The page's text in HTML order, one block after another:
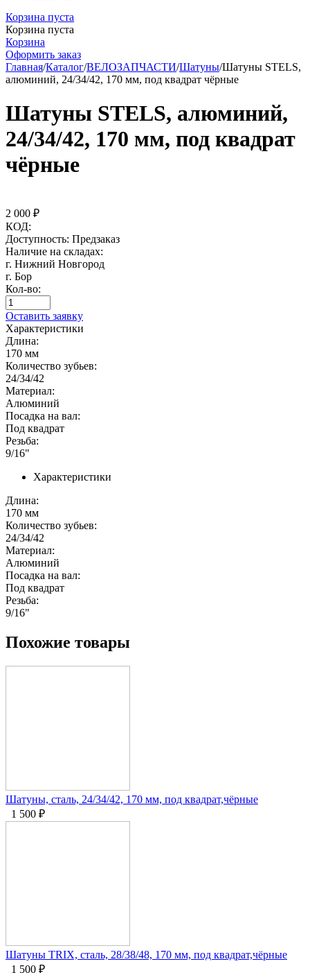
Корзина пуста
Корзина пуста
Корзина
Оформить заказ
Главная/Каталог/ВЕЛОЗАПЧАСТИ/Шатуны/Шатуны STELS,
алюминий, 24/34/42, 170 мм, под квадрат чёрные
Шатуны STELS, алюминий,
24/34/42, 170 мм, под квадрат
чёрные
2 000 ₽
КОД:
Доступность: Предзаказ
Наличие на складах:
г. Нижний Новгород
г. Бор
Кол-во:
Оставить заявку
Характеристики
Длина:
170 мм
Количество зубьев:
24/34/42
Материал:
Алюминий
Посадка на вал:
Под квадрат
Резьба:
9/16"
Характеристики
Длина:
170 мм
Количество зубьев:
24/34/42
Материал:
Алюминий
Посадка на вал:
Под квадрат
Резьба:
9/16"
Похожие товары
Шатуны, сталь, 24/34/42, 170 мм, под квадрат,чёрные
1 500 ₽
Шатуны TRIX, сталь, 28/38/48, 170 мм, под квадрат,чёрные
1 500 ₽